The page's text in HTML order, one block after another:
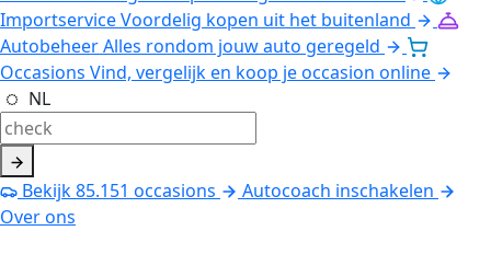
ImportserviceVoordelig kopen uit het buitenland
AutobeheerAlles rondom jouw auto geregeld
Occasions Vind, vergelijk en koop je occasion online
NL
Bekijk85.151 occasions
Autocoach inschakelen
Over ons